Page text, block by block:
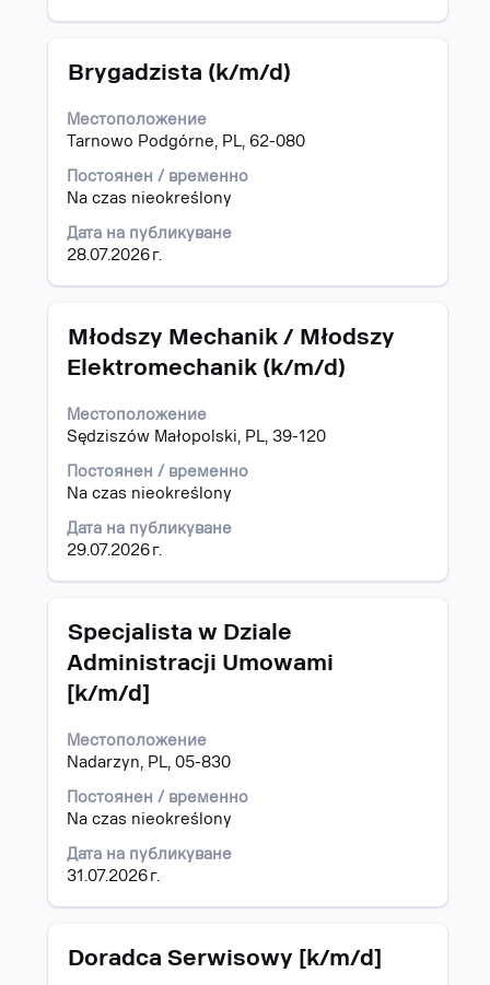
Позиция
Brygadzista (k/m/d)
Местоположение
Tarnowo Podgórne, PL, 62-080
Постоянен / временно
Na czas nieokreślony
Дата на публикуване
28.07.2026 г.
Изберете
бутона
за
за
да
пълното
съдържание
на
за
задание.
Позиция
Młodszy Mechanik / Młodszy
Elektromechanik (k/m/d)
Местоположение
Sędziszów Małopolski, PL, 39-120
Постоянен / временно
Na czas nieokreślony
Дата на публикуване
29.07.2026 г.
Изберете
бутона
интервал,
за
да
прегледате
съдържание
на
Позиция
Specjalista w Dziale
Administracji Umowami
[k/m/d]
Местоположение
Nadarzyn, PL, 05-830
Постоянен / временно
Na czas nieokreślony
Дата на публикуване
31.07.2026 г.
Изберете
бутона
за
за
да
пълното
съдържание
на
информацията
задание.
Позиция
Doradca Serwisowy [k/m/d]
Изберете